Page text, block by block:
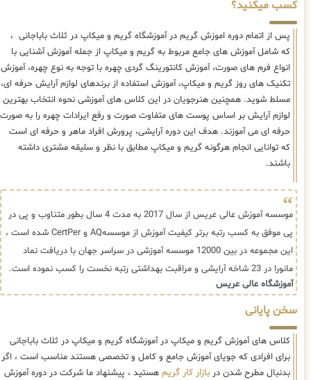
کسب میکنید؟
پس از اتمام دوره اموزش گریم در آموزشگاه گریم و میکاپ در ثلاث باباجانی ،
که شامل آموزش های جامع مربوط به گریم و میکاپ از جمله آموزش آشنایی با
انواع فرم های صورت، آموزش کانتورینگ گردی چهره با توجه به نوع چهره، آموزش
تکنیک های روز گریم و میکاپ، آموزش استفاده از برندهای لوازم آرایش حرفه ای،
مسلط شوید. همچنین هنرجویان در این کلاس های آموزشی نحوه انتخاب بهترین
لوازم آرایش بر اساس پوست های متفاوت صورت و رفع ایرادات چهره را به صورت
حرفه ای می آموزند. هدف این دوره آرایشی، پرورش افراد ماهر و حرفه ای است
که توانایی انجام هرگونه گریم و میکاپ مطابق با نظر و سلیقه مشتری داشته
باشند.
موسسه آموزش عالی عریس از سال 2017 به مدت 4 سال بطور متناوب و پی در
پی موفق به کسب رتبه برتر کیفیت آموزش از موسسهAQ و CertPer شده است ،
این مجموعه در بین 12000 موسسه آموزشی در سراسر جهان با دریافت نماد
مانورا در 23 شاخه آرایشی و مراقبت بهداشتی رتبه نخست را کسب نموده است.
آموزشگاه عالی عریس
سخن پایانی
کلاس های آموزش گریم و میکاپ در آموزشگاه گریم و میکاپ در ثلاث باباجانی
برای افرادی که جویای آموزش جامع و کامل و تخصصی هستند مناسب است ، اگر
بدنبال مطرح شدن دربازار کار گریمهستید ، پیشنهاد ما شرکت در دوره آموزش